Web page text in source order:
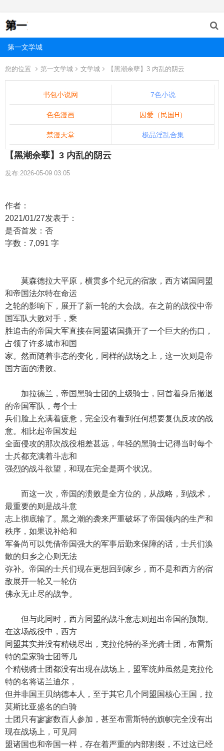
第一文学城
您的位置 第一文学城 文学城 【黑潮余孽】3 内乱的阴云
书包小说网 7色小说
色色漫画 囚爱（民国H）
禁漫天堂 极品淫乱合集
【黑潮余孽】3 内乱的阴云
发布:2026-05-09 03:05
作者：
2021/01/27发表于：
是否首发：否
字数：7,091 字
莫森德拉大平原，横贯多个纪元的宿敌，西方诸国同盟
和帝国法尔特在命运
之轮的影响下，展开了新一轮的大会战。在之前的战役中帝
国军队大败对手，乘
胜追击的帝国大军直接在同盟诸国撕开了一个巨大的伤口，
占领了许多城市和国
家。然而随着事态的变化，同样的战场之上，这一次则是帝
国方面的溃败。
加拉德兰，帝国黑骑士团的上级骑士，回首着身后撤退
的帝国军队，每个士
兵们脸上充满着疲惫，完全没有看到任何想要复仇反攻的战
意。相比起帝国发起
全面侵攻的那次战役相差甚远，年轻的黑骑士记得当时每个
士兵都充满着斗志和
强烈的战斗欲望，和现在完全是两个状况。
而这一次，帝国的溃败是全方位的，从战略，到战术，
最重要的则是战斗意
志上彻底输了。黑之潮的袭来严重破坏了帝国领内的生产和
秩序，如果说补给和
军备尚可以凭借帝国强大的军事后勤来保障的话，士兵们涣
散的归乡之心则无法
弥补。帝国的士兵们现在更想回到家乡，而不是和西方的宿
敌展开一轮又一轮仿
佛永无止尽的战争。
但与此同时，西方同盟的战斗意志则超出帝国的预期。
在这场战役中，西方
同盟其实并没有精锐尽出，克拉伦特的圣光骑士团，布雷斯
特的皇家骑士团等几
个精锐骑士团都没有出现在战场上，盟军统帅虽然是克拉伦
特的名将诺兰迪尔，
但并非国王贝纳德本人，至于其它几个同盟国核心王国，拉
莫斯比亚盛名的白骑
士团只有寥寥数百人参加，甚至布雷斯特的旗帜完全没有出
现在战场上，可见同
盟诸国也和帝国一样，存在着严重的内部割裂，不过这已经